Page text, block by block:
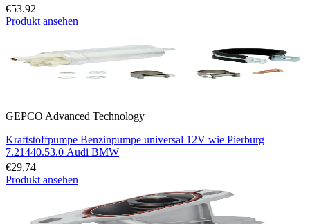
€53.92
Produkt ansehen
GEPCO Advanced Technology
Kraftstoffpumpe Benzinpumpe universal 12V wie Pierburg
7.21440.53.0 Audi BMW
€29.74
Produkt ansehen